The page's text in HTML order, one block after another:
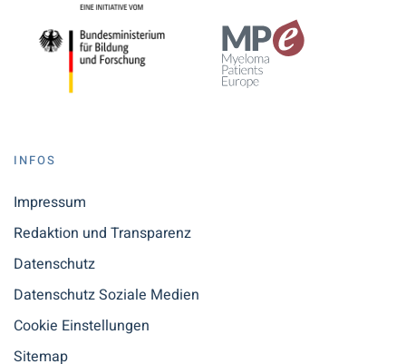
INFOS
Impressum
Redaktion und Transparenz
Datenschutz
Datenschutz Soziale Medien
Cookie Einstellungen
Sitemap